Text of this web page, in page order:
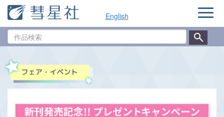
English
品
ナ
ゲ